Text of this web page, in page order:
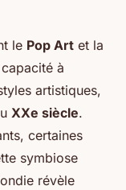
le Pop Art et la
à
artistiques,
XXe siècle.
certaines
symbiose
révèle